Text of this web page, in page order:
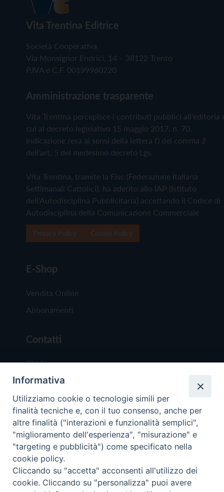
Vita Trentina Editrice
Società Cooperativa
Via Monsignor Endrici, 14 – 38122 Trento
P.IVA e C.F. 00199960220
Amministrazione trasparente
Vita Trentina percepisce i contributi pubblici all'editoria
cui al decreto legislativo 15 maggio 2017, n. 70.
Indicazione resa ai sensi della lettera f) del comma 2
dell'art. 5 del medesimo decreto Lgs.
Vita Trentina, tramite la Fisc (Federazione Italiana
Settimanali Cattolici), ha aderito allo IAP (Istituto
dell'Autodisciplina Pubblicitaria) accettando il Codice di
Autodisciplina della Comunicazione Commerciale
E-Shop
Vendita Online
Abbonamenti
Contatti
Chi Siamo
Redazione
Scrivici
Copyright © 2019 - Tutti i diritti riservati - Vita
Trentina Editrice
Informativa
Utilizziamo cookie o tecnologie simili per
finalità tecniche e, con il tuo consenso, anche per
altre finalità ("interazioni e funzionalità semplici",
"miglioramento dell'esperienza", "misurazione" e
"targeting e pubblicità") come specificato nella
cookie policy.
Cliccando su "accetta" acconsenti all'utilizzo dei
cookie. Cliccando su "personalizza" puoi avere